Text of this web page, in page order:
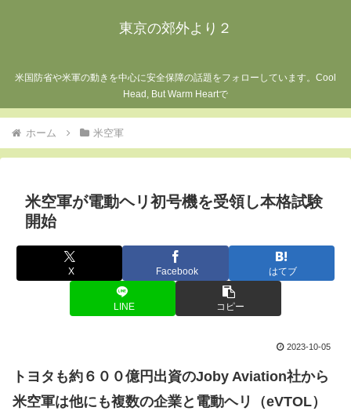
東京の郊外より２
米国防省や米軍の動きを中心に安全保障の話題をフォローしています。Cool
Head, But Warm Heartで
ホーム 米空軍
米空軍が電動ヘリ初号機を受領し本格試験
開始
X Facebook はてブ
LINE コピー
2023-10-05
トヨタも約６００億円出資のJoby Aviation社から
米空軍は他にも複数の企業と電動ヘリ（eVTOL）